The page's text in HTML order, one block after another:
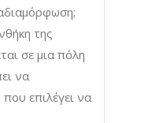
της
σε μια πόλη
να
που επιλέγει να